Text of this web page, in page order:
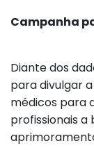
Campanha
Diante dos
para divulgar
médicos para
profissionais